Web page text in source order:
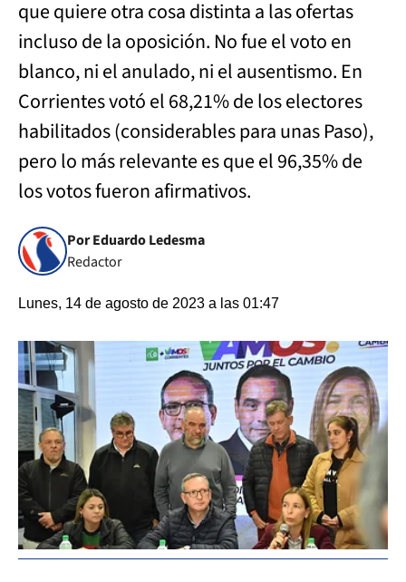
que quiere otra cosa distinta a las ofertas
incluso de la oposición. No fue el voto en
blanco, ni el anulado, ni el ausentismo. En
Corrientes votó el 68,21% de los electores
habilitados (considerables para unas Paso),
pero lo más relevante es que el 96,35% de
los votos fueron afirmativos.
Por Eduardo Ledesma
Redactor
Lunes, 14 de agosto de 2023 a las 01:47